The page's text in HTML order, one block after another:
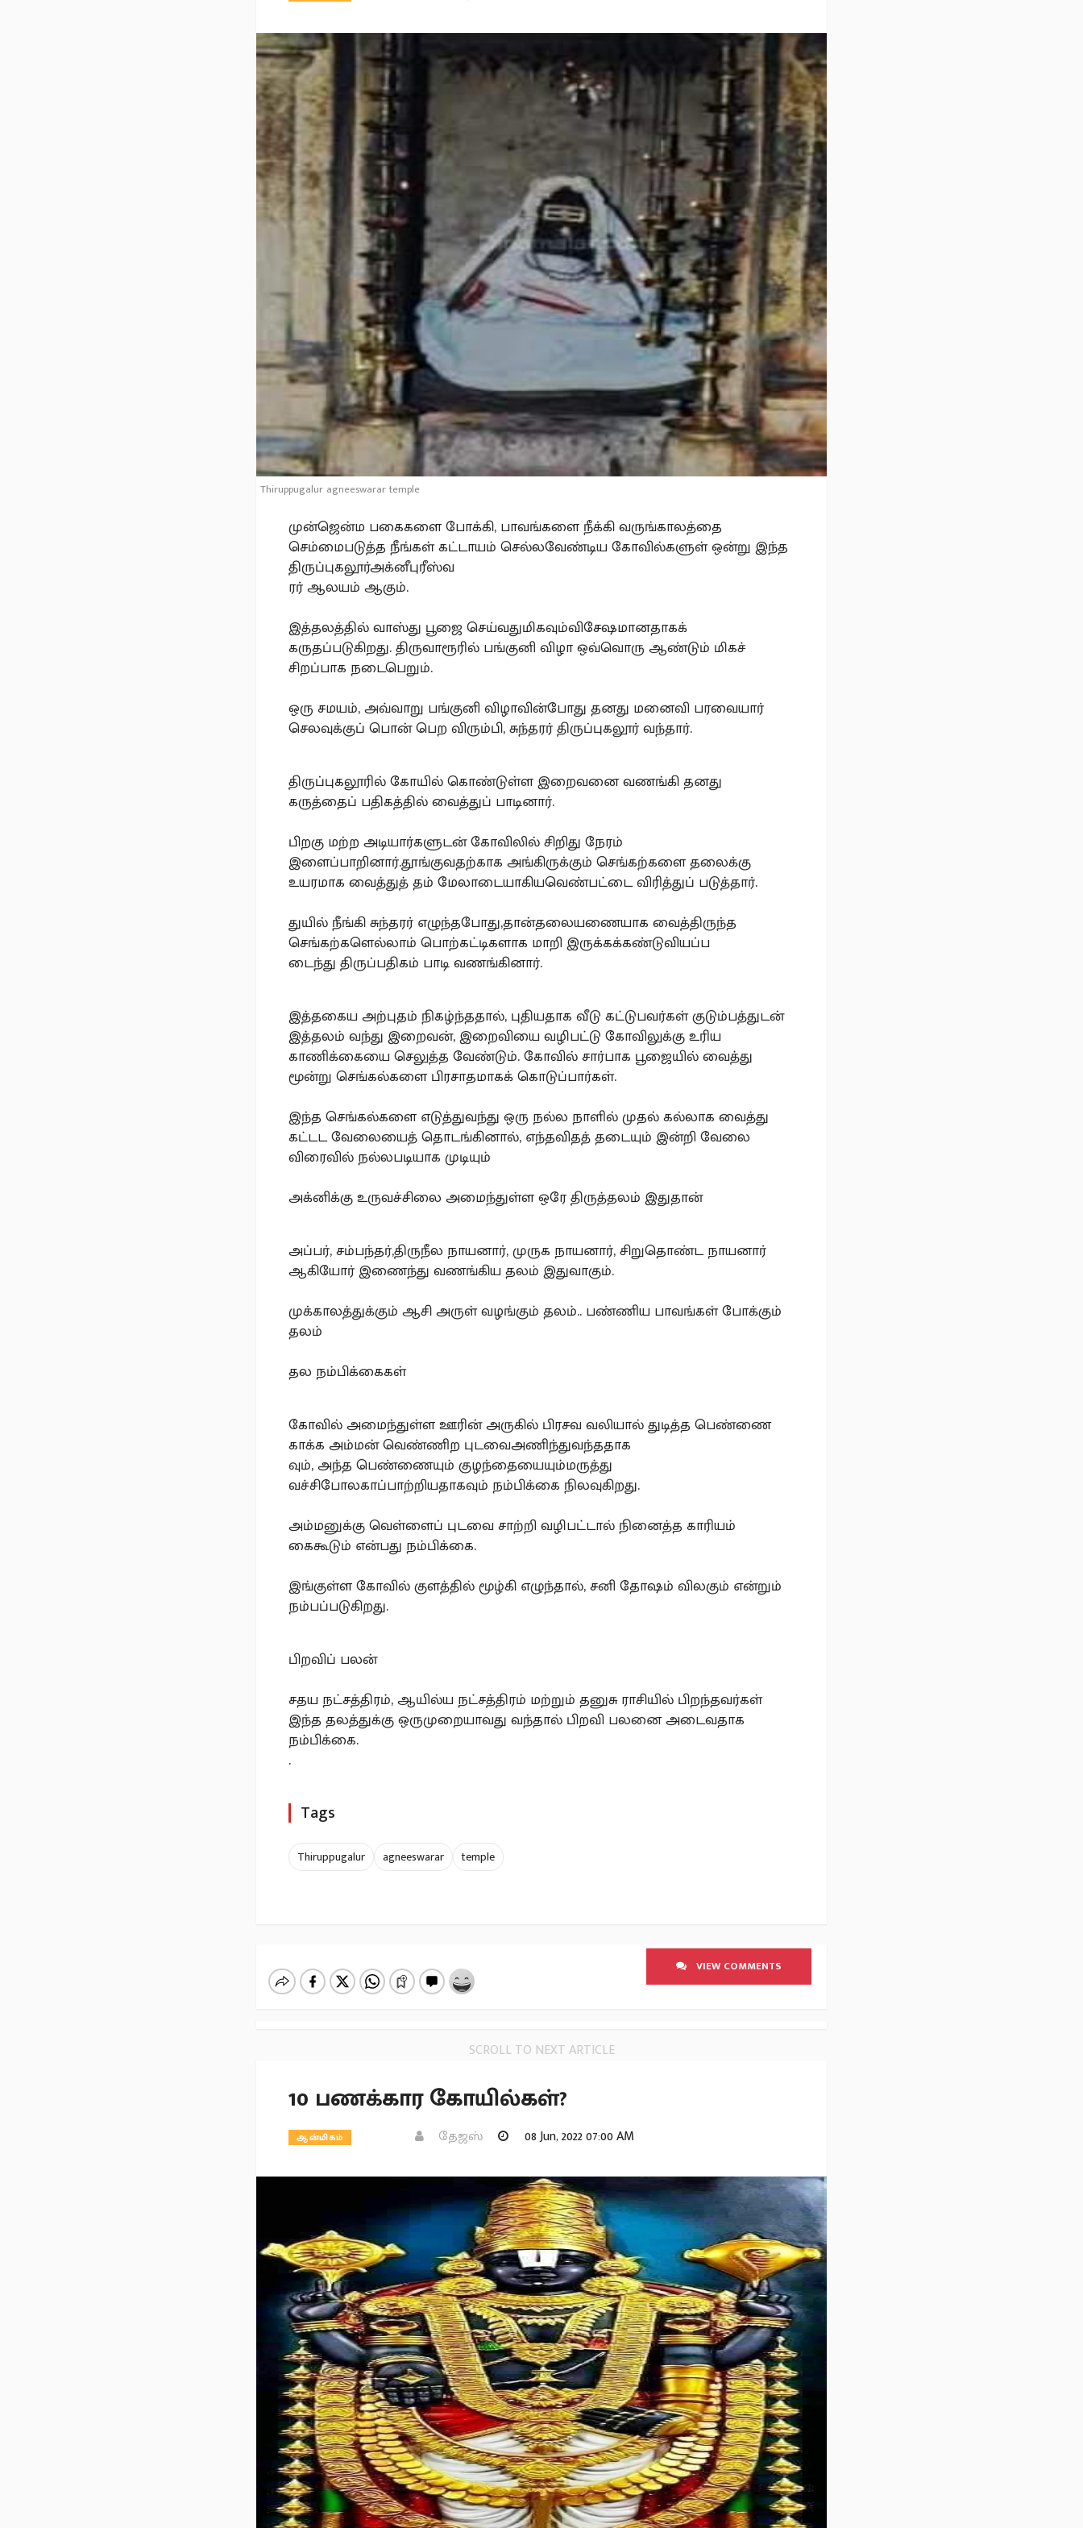
Thiruppugalur agneeswarar temple
முன்ஜென்ம பகைகளை போக்கி, பாவங்களை நீக்கி வருங்காலத்தை
செம்மைபடுத்த நீங்கள் கட்டாயம் செல்லவேண்டிய கோவில்களுள் ஒன்று இந்த
திருப்புகலூர்அக்னீபுரீஸ்வ
ரர் ஆலயம் ஆகும்.
இத்தலத்தில் வாஸ்து பூஜை செய்வதுமிகவும்விசேஷமானதாகக்
கருதப்படுகிறது. திருவாரூரில் பங்குனி விழா ஒவ்வொரு ஆண்டும் மிகச்
சிறப்பாக நடைபெறும்.
ஒரு சமயம், அவ்வாறு பங்குனி விழாவின்போது தனது மனைவி பரவையார்
செலவுக்குப் பொன் பெற விரும்பி, சுந்தரர் திருப்புகலூர் வந்தார்.
திருப்புகலூரில் கோயில் கொண்டுள்ள இறைவனை வணங்கி தனது
கருத்தைப் பதிகத்தில் வைத்துப் பாடினார்.
பிறகு மற்ற அடியார்களுடன் கோவிலில் சிறிது நேரம்
இளைப்பாறினார்.தூங்குவதற்காக அங்கிருக்கும் செங்கற்களை தலைக்கு
உயரமாக வைத்துத் தம் மேலாடையாகியவெண்பட்டை விரித்துப் படுத்தார்.
துயில் நீங்கி சுந்தரர் எழுந்தபோது,தான்தலையணையாக வைத்திருந்த
செங்கற்களெல்லாம் பொற்கட்டிகளாக மாறி இருக்கக்கண்டுவியப்ப
டைந்து திருப்பதிகம் பாடி வணங்கினார்.
இத்தகைய அற்புதம் நிகழ்ந்ததால், புதியதாக வீடு கட்டுபவர்கள் குடும்பத்துடன்
இத்தலம் வந்து இறைவன், இறைவியை வழிபட்டு கோவிலுக்கு உரிய
காணிக்கையை செலுத்த வேண்டும். கோவில் சார்பாக பூஜையில் வைத்து
மூன்று செங்கல்களை பிரசாதமாகக் கொடுப்பார்கள்.
இந்த செங்கல்களை எடுத்துவந்து ஒரு நல்ல நாளில் முதல் கல்லாக வைத்து
கட்டட வேலையைத் தொடங்கினால், எந்தவிதத் தடையும் இன்றி வேலை
விரைவில் நல்லபடியாக முடியும்
அக்னிக்கு உருவச்சிலை அமைந்துள்ள ஒரே திருத்தலம் இதுதான்
அப்பர், சம்பந்தர்,திருநீல நாயனார், முருக நாயனார், சிறுதொண்ட நாயனார்
ஆகியோர் இணைந்து வணங்கிய தலம் இதுவாகும்.
முக்காலத்துக்கும் ஆசி அருள் வழங்கும் தலம்.. பண்ணிய பாவங்கள் போக்கும்
தலம்
தல நம்பிக்கைகள்
கோவில் அமைந்துள்ள ஊரின் அருகில் பிரசவ வலியால் துடித்த பெண்ணை
காக்க அம்மன் வெண்ணிற புடவைஅணிந்துவந்ததாக
வும், அந்த பெண்ணையும் குழந்தையையும்மருத்து
வச்சிபோலகாப்பாற்றியதாகவும் நம்பிக்கை நிலவுகிறது.
அம்மனுக்கு வெள்ளைப் புடவை சாற்றி வழிபட்டால் நினைத்த காரியம்
கைகூடும் என்பது நம்பிக்கை.
இங்குள்ள கோவில் குளத்தில் மூழ்கி எழுந்தால், சனி தோஷம் விலகும் என்றும்
நம்பப்படுகிறது.
பிறவிப் பலன்
சதய நட்சத்திரம், ஆயில்ய நட்சத்திரம் மற்றும் தனுசு ராசியில் பிறந்தவர்கள்
இந்த தலத்துக்கு ஒருமுறையாவது வந்தால் பிறவி பலனை அடைவதாக
நம்பிக்கை.
.
Tags
Thiruppugalur agneeswarar temple
VIEW COMMENTS
SCROLL TO NEXT ARTICLE
10 பணக்கார கோயில்கள்?
ஆன்மிகம் தேஜஸ் 08 Jun, 2022 07:00 AM